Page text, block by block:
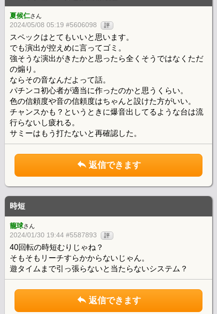
夏候仁さん
2024/05/08 05:19 #5606098 評
スペックはとてもいいと思います。
でも演出が控えめに言ってゴミ。
強そうな演出がきたかと思ったら全くそうではなくただ
の煽り。
ならその音なんだよって話。
パチンコ初心者が適当に作ったのかと思うくらい。
色の信頼度や音の信頼度はちゃんと設けた方がいい。
チャンスかも？というときに爆音出してるような台は流
行らないし疲れる。
サミーはもう打たないと再確認した。
返信できます
時短
籠球さん
2024/01/30 19:44 #5587893 評
40回転の時短むりじゃね？
そもそもリーチすらかからないじゃん。
遊タイムまで引っ張らないと当たらないシステム？
返信できます